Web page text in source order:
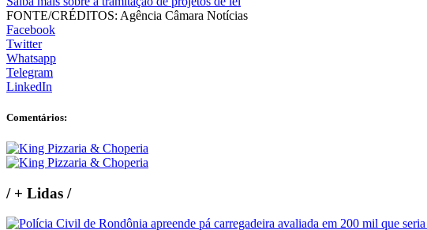
FONTE/CRÉDITOS: Agência Câmara Notícias
Facebook
Twitter
Whatsapp
Telegram
LinkedIn
Comentários:
/+ Lidas /